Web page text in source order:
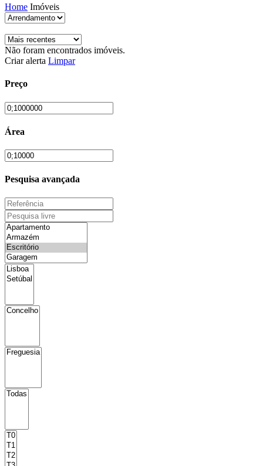
Home Imóveis
Não foram encontrados imóveis.
Criar alerta Limpar
Preço
Área
Pesquisa avançada